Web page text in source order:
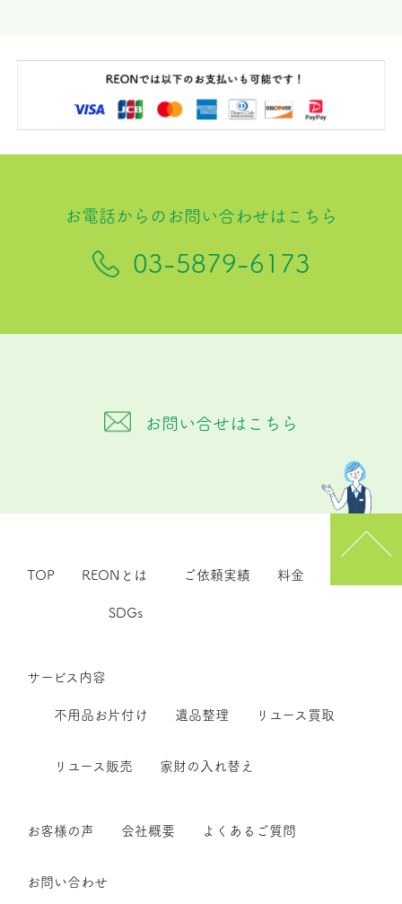
お電話からのお問い合わせはこちら
03-5879-6173
お問い合せはこちら
TOP REONとは
SDGs
ご依頼実績 料金
サービス内容
不用品お片付け 遺品整理 リユース買取
リユース販売 家財の入れ替え
お客様の声 会社概要 よくあるご質問
お問い合わせ